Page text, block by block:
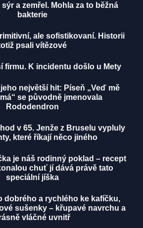
a zemřel. Mohla za to běžná
bakterie
ale sofistikovaní. Historii
psali vítězové
firmu. K incidentu došlo u Mety
největší hit: Píseň „Veď mě
se původně jmenovala
Rododendron
v 65. Jenže z Bruselu vypluly
které říkají něco jiného
je náš rodinný poklad – recept
chuť jí dává právě tato
speciální jíška
dobrého a rychlého ke kafíčku,
sušenky – křupavé navrchu a
vláčné uvnitř